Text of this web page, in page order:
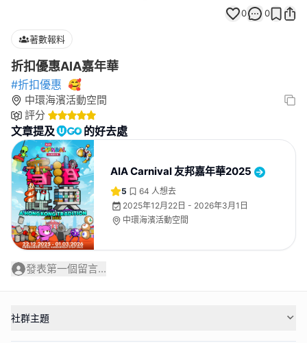
0 0
著數報料
折扣優惠AIA嘉年華
#折扣優惠 🥰
中環海濱活動空間
評分
文章提及 的好去處
AIA Carnival 友邦嘉年華2025
5 64 人想去
2025年12月22日 - 2026年3月1日
中環海濱活動空間
發表第一個留言...
社群主題